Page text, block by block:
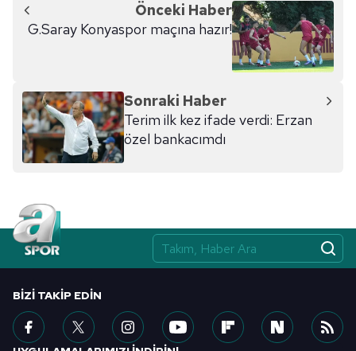
Önceki Haber
G.Saray Konyaspor maçına hazır!
Sonraki Haber
Terim ilk kez ifade verdi: Erzan
özel bankacımdı
BIZI TAKIP EDIN